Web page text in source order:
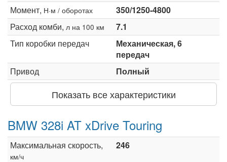
Момент, Н·м / оборотах
350/1250-4800
Расход комби, л на 100 км
7.1
Тип коробки передач
Механическая, 6
передач
Привод
Полный
Показать все характеристики
BMW 328i AT xDrive Touring
Максимальная скорость,
км/ч
246